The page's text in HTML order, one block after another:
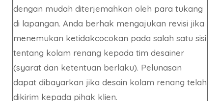
dengan mudah diterjemahkan oleh para tukang
di lapangan. Anda berhak mengajukan revisi jika
menemukan ketidakcocokan pada salah satu sisi
tentang kolam renang kepada tim desainer
(syarat dan ketentuan berlaku). Pelunasan
dapat dibayarkan jika desain kolam renang telah
dikirim kepada pihak klien.